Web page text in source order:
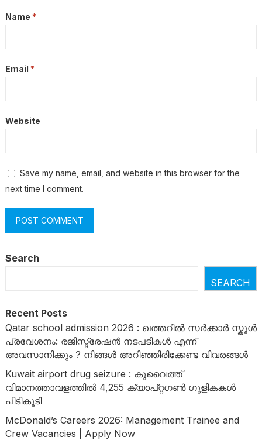
Name *
Email *
Website
Save my name, email, and website in this browser for the
next time I comment.
Search
SEARCH
Recent Posts
Qatar school admission 2026 : ഖത്തറിൽ സർക്കാർ സ്കൂൾ
പ്രവേശനം: രജിസ്ട്രേഷൻ നടപടികൾ എന്ന്
അവസാനിക്കും ? നിങ്ങൾ അറിഞ്ഞിരിക്കേണ്ട വിവരങ്ങൾ
Kuwait airport drug seizure : കുവൈത്ത്
വിമാനത്താവളത്തിൽ 4,255 ക്യാപ്റ്റഗൺ ഗുളികകൾ
പിടികൂടി
McDonald’s Careers 2026: Management Trainee and
Crew Vacancies | Apply Now